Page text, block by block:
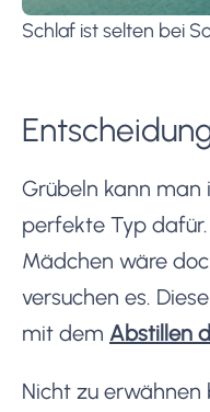
Schlaf ist selten bei
Grübeln kann man
perfekte Typ
Mädchen wäre
versuchen es.
mit dem Abstillen
Nicht zu erwähnen